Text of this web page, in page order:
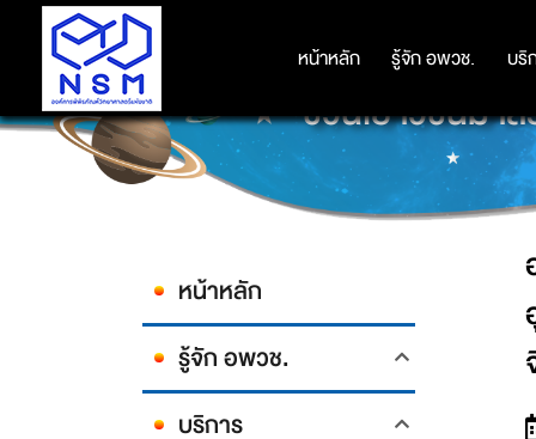
หน้าหลัก รู้จัก อพวช. บริ
หน้าหลัก รู้จัก อพวช. บริ
องค์การพิพิธภัณฑ์วิทยาศาสตร์แห่ง
ชวนเยาวชนมา
หน้าหลัก
รู้จัก อพวช.
บริการ